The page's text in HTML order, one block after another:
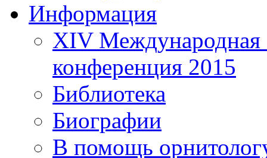
Информация
XIV Международная
конференция 2015
Библиотека
Биографии
В помощь